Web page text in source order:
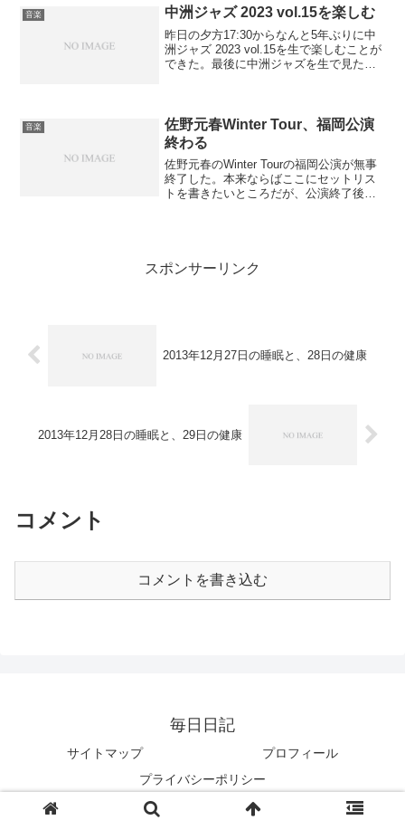
アルバムを聴くというスタイルが消えて
しまったのが原因である。も...
音楽 中洲ジャズ 2023 vol.15を楽しむ
昨日の夕方17:30からなんと5年ぶりに中
洲ジャズ 2023 vol.15を生で楽しむことが
できた。最後に中洲ジャズを生で見たの
音楽
佐野元春Winter Tour、福岡公演
終わる
佐野元春のWinter Tourの福岡公演が無事
終了した。本来ならばここにセットリス
トを書きたいところだが、公演終了後に
スポンサーリンク
2013年12月27日の睡眠と、28日の健康
2013年12月28日の睡眠と、29日の健康
コメント
コメントを書き込む
毎日日記
サイトマップ
プロフィール
プライバシーポリシー
© 2010 毎日日記.